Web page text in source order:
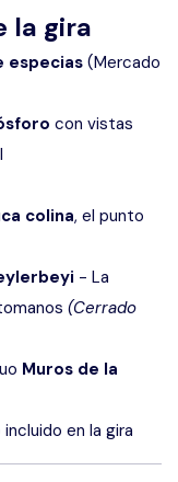
la gira
especias (Mercado
con vistas
colina, el punto
- La
(Cerrado
Muros de la
incluido en la gira